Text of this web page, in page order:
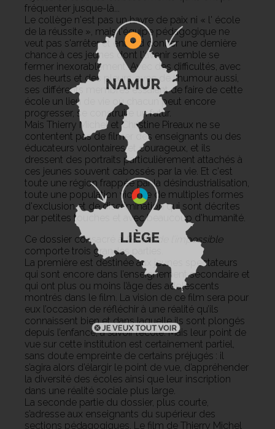
fréquenter jusque-là...
Le collège n'est pas un havre de paix ni « l' école
de la réussite », mais l'équipe pédagogique ne
veut pas s'arrêter et entend donner une dernière
chance à ces jeunes dont l'avenir semble se
fermer inexorablement.Avec des difficultés, avec
des heurts et des pleurs, avec de l'humour aussi,
ses différents membres essaient de faire de cette
école un lieu de vie où chacun peut encore
progresser, se construire un futur.
Mais Thierry Michel et Christine Pireaux ne se
contentent pas de filmer des enseignants ou des
éducateurs volontaires et courageux, et ils
dressent des portraits particulièrement attachés à
ces jeunes souvent cabossés par la vie. Et c'est
toute une région frappée par la désindustrialisation,
toute une population victime de multiples formes
d'exclusion et de discrimination qui sont décrites
par petites touches et avec beaucoup d'humanité.
Ce dossier consacré àl’École de l’impossible
comporte trois grandes parties.
La première est destinée aux jeunes spectateurs
qui sont encore dans l’enseignement secondaire et
qui ont plus ou moins l’âge des adolescents
montrés dans le film. La vision de ce film sera pour
eux l’occasion de réfléchir à une réalité qu’ils
connaissent bien et dans laquelle ils sont plongés
depuis l’enfance, à savoir l’école. Mais leur point de
vue sur cette institution est certainement partiel,
sans doute empreinte de certains préjugés : il
s’agira alors d’élargir le point de vue, d’appréhender
la diversité des écoles ainsi que leur inscription
dans une réalité sociale plus large.
La seconde partie du dossier, plus courte,
s’adresse aux enseignants du supérieur des
sections pédagogiques. Le film de Thierry Michel